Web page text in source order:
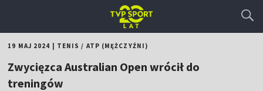
19 MAJ 2024 TENIS / ATP (MĘŻCZYŹNI)
Zwycięzca Australian Open wrócił do
treningów